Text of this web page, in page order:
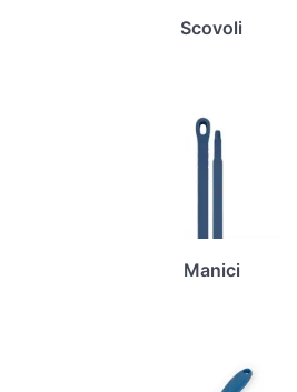
Scovoli
Manici